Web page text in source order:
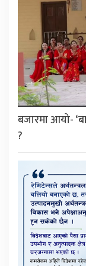
बजारमा आयो-
?